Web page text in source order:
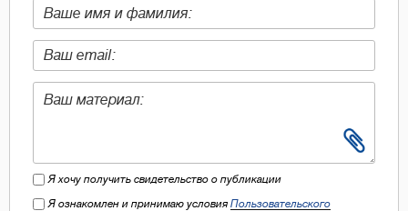
Я хочу получить свидетельство о публикации
Я ознакомлен и принимаю условия Пользовательского